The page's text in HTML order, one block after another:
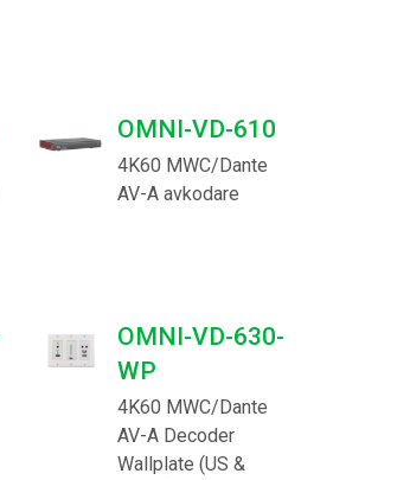
OMNI-VD-610
4K60 MWC/Dante
AV-A avkodare
OMNI-VD-630-
WP
4K60 MWC/Dante
AV-A Decoder
Wallplate (US &